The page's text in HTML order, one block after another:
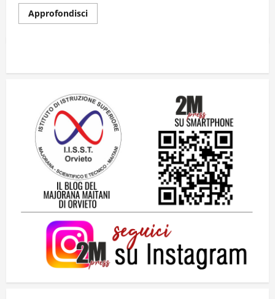
Approfondisci
2
hanno raccontato il Mondiale 2026
3
Una lettera a te, Ennio, per la tua lunga
passeggiata
23 Luglio 2026
4
16 Luglio 2026